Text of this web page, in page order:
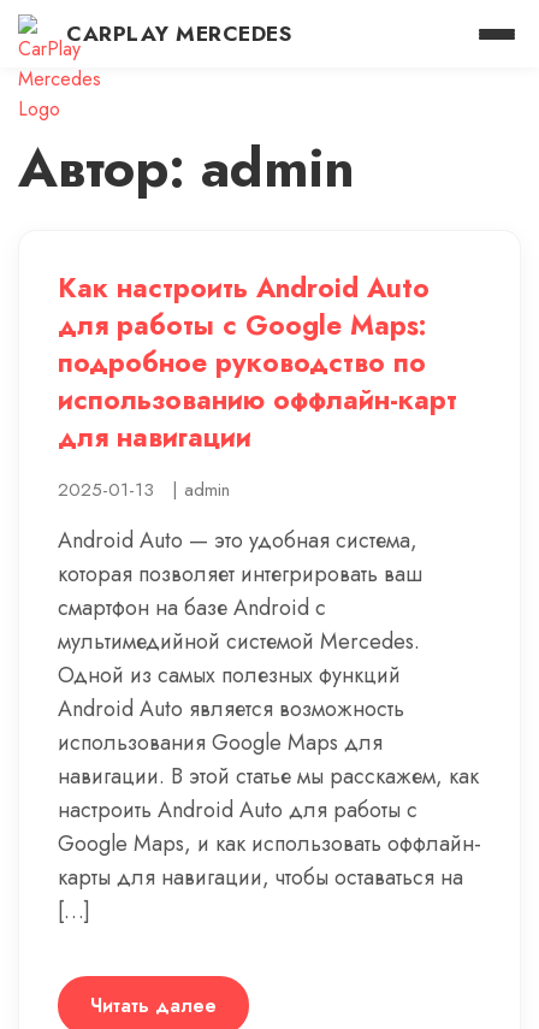
CARPLAY MERCEDES
Автор: admin
Как настроить Android Auto
для работы с Google Maps:
подробное руководство по
использованию оффлайн-карт
для навигации
2025-01-13 | admin
Android Auto — это удобная система,
которая позволяет интегрировать ваш
смартфон на базе Android с
мультимедийной системой Mercedes.
Одной из самых полезных функций
Android Auto является возможность
использования Google Maps для
навигации. В этой статье мы расскажем, как
настроить Android Auto для работы с
Google Maps, и как использовать оффлайн-
карты для навигации, чтобы оставаться на
[…]
Читать далее